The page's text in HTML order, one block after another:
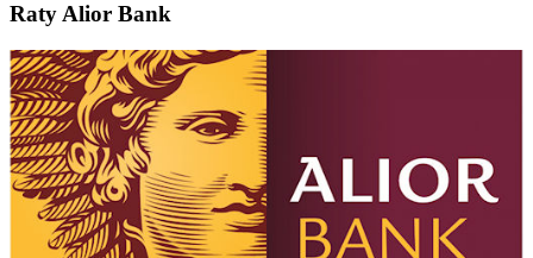
Raty Alior Bank